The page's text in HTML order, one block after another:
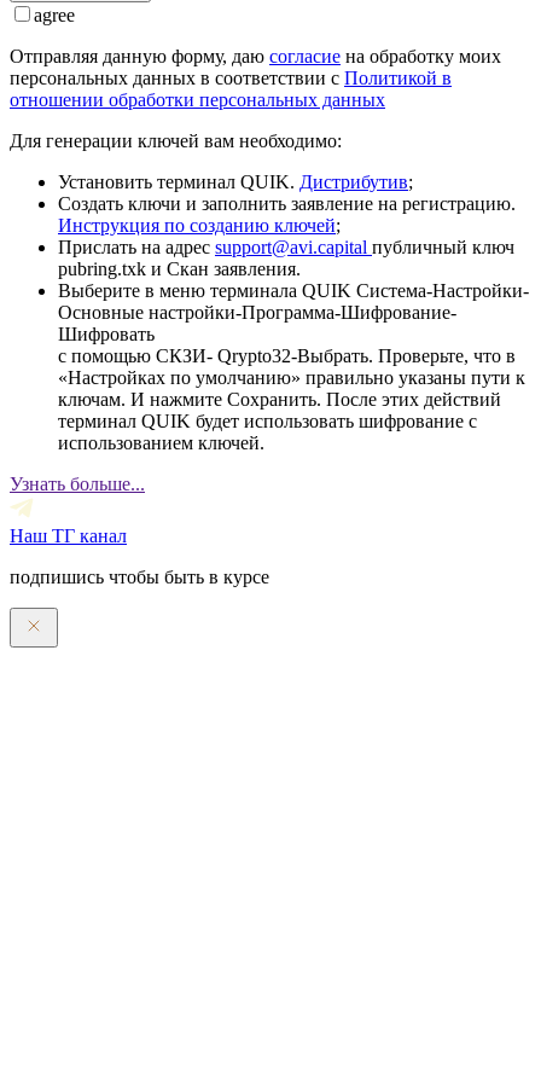
agree
Отправляя данную форму, даю согласие на обработку моих
персональных данных в соответствии с Политикой в
отношении обработки персональных данных
Для генерации ключей вам необходимо:
Установить терминал QUIK. Дистрибутив;
Создать ключи и заполнить заявление на регистрацию.
Инструкция по созданию ключей;
Прислать на адрес support@avi.capital публичный ключ
pubring.txk и Скан заявления.
Выберите в меню терминала QUIK Система-Настройки-
Основные настройки-Программа-Шифрование-
Шифровать
с помощью СКЗИ- Qrypto32-Выбрать. Проверьте, что в
«Настройках по умолчанию» правильно указаны пути к
ключам. И нажмите Сохранить. После этих действий
терминал QUIK будет использовать шифрование с
использованием ключей.
Узнать больше...
Наш ТГ канал
подпишись чтобы быть в курсе